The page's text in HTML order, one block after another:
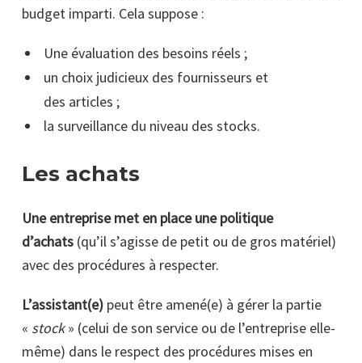
budget imparti. Cela suppose :
Une évaluation des besoins réels ;
un choix judicieux des fournisseurs et
des articles ;
la surveillance du niveau des stocks.
Les achats
Une entreprise met en place une politique
d’achats (qu’il s’agisse de petit ou de gros matériel)
avec des procédures à respecter.
L’assistant(e) peut être amené(e) à gérer la partie
« stock» (celui de son service ou de l’entreprise elle-
même) dans le respect des procédures mises en